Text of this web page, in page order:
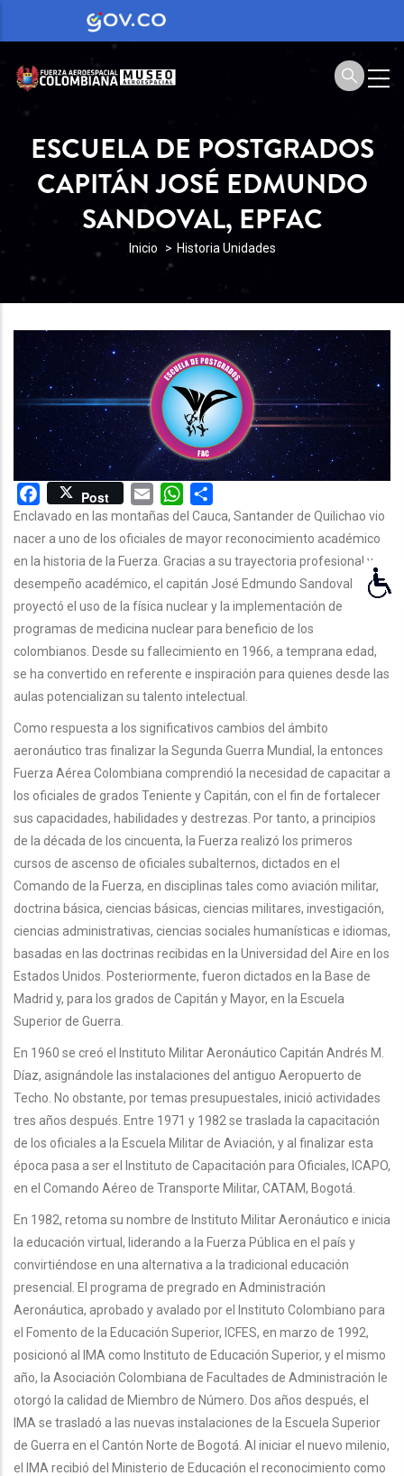
ESCUELA DE POSTGRADOS
CAPITÁN JOSÉ EDMUNDO
SANDOVAL, EPFAC
SOBRESCRIBIR
ENLACES
DE
AYUDA
A
LA
NAVEGACIÓN
Inicio Historia Unidades
Facebook
Post Email WhatsApp
Enclavado en las montañas del Cauca, Santander de Quilichao vio
nacer a uno de los oficiales de mayor reconocimiento académico
en la historia de la Fuerza. Gracias a su trayectoria profesional y
desempeño académico, el capitán José Edmundo Sandoval
proyectó el uso de la física nuclear y la implementación de
programas de medicina nuclear para beneficio de los
colombianos. Desde su fallecimiento en 1966, a temprana edad,
se ha convertido en referente e inspiración para quienes desde las
aulas potencializan su talento intelectual.
Como respuesta a los significativos cambios del ámbito
aeronáutico tras finalizar la Segunda Guerra Mundial, la entonces
Fuerza Aérea Colombiana comprendió la necesidad de capacitar a
los oficiales de grados Teniente y Capitán, con el fin de fortalecer
sus capacidades, habilidades y destrezas. Por tanto, a principios
de la década de los cincuenta, la Fuerza realizó los primeros
cursos de ascenso de oficiales subalternos, dictados en el
Comando de la Fuerza, en disciplinas tales como aviación militar,
doctrina básica, ciencias básicas, ciencias militares, investigación,
ciencias administrativas, ciencias sociales humanísticas e idiomas,
basadas en las doctrinas recibidas en la Universidad del Aire en los
Estados Unidos. Posteriormente, fueron dictados en la Base de
Madrid y, para los grados de Capitán y Mayor, en la Escuela
Superior de Guerra.
En 1960 se creó el Instituto Militar Aeronáutico Capitán Andrés M.
Díaz, asignándole las instalaciones del antiguo Aeropuerto de
Techo. No obstante, por temas presupuestales, inició actividades
tres años después. Entre 1971 y 1982 se traslada la capacitación
de los oficiales a la Escuela Militar de Aviación, y al finalizar esta
época pasa a ser el Instituto de Capacitación para Oficiales, ICAPO,
en el Comando Aéreo de Transporte Militar, CATAM, Bogotá.
En 1982, retoma su nombre de Instituto Militar Aeronáutico e inicia
la educación virtual, liderando a la Fuerza Pública en el país y
convirtiéndose en una alternativa a la tradicional educación
presencial. El programa de pregrado en Administración
Aeronáutica, aprobado y avalado por el Instituto Colombiano para
el Fomento de la Educación Superior, ICFES, en marzo de 1992,
posicionó al IMA como Instituto de Educación Superior, y el mismo
año, la Asociación Colombiana de Facultades de Administración le
otorgó la calidad de Miembro de Número. Dos años después, el
IMA se trasladó a las nuevas instalaciones de la Escuela Superior
de Guerra en el Cantón Norte de Bogotá. Al iniciar el nuevo milenio,
el IMA recibió del Ministerio de Educación el reconocimiento como